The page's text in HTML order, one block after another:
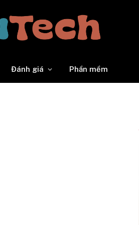
Đánh giá Phần mềm